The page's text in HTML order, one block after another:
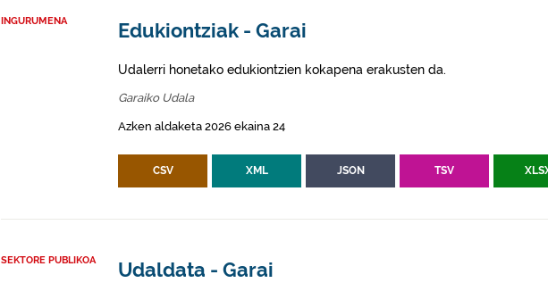
INGURUMENA Edukiontziak - Garai
Udalerri honetako edukiontzien kokapena erakusten da.
Garaiko Udala
Azken aldaketa 2026 ekaina 24
CSV XML JSON TSV
SEKTORE PUBLIKOA Udaldata - Garai